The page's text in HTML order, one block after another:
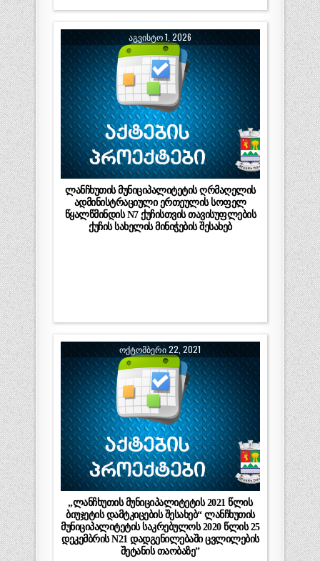
ᲐᲒᲕᲘᲡᲢᲝ 1, 2026
ლანჩხუთის მუნიციპალიტეტის ღრმაღელის
ადმინისტრაციული ერთეულის სოფელ
წყალწმინდის N7 ქუჩისთვის თავისუფლების
ქუჩის სახელის მინიჭების შესახებ
ᲝᲥᲢᲝᲛᲑᲔᲠᲘ 22, 2021
„ლანჩხუთის მუნიციპალიტეტის 2021 წლის
ბიუჯეტის დამტკიცების შესახებ“ ლანჩხუთის
მუნიციპალიტეტის საკრებულოს 2020 წლის 25
დეკემბრის N21 დადგენილებაში ცვლილების
შეტანის თაობაზე”